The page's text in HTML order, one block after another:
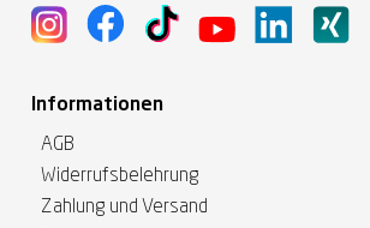
Informationen
AGB
Widerrufsbelehrung
Zahlung und Versand